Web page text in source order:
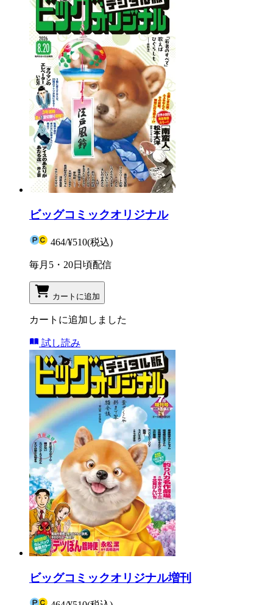
ビッグコミックオリジナル
464/¥510(税込)
毎月5・20日頃配信
カートに追加
カートに追加しました
試し読み
ビッグコミックオリジナル増刊